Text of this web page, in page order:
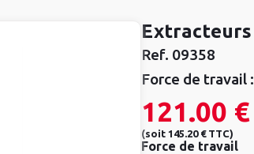
Extracteurs
Ref. 09358
Force de travail :
121.00 €
(soit 145.20 € TTC)
Force de travail